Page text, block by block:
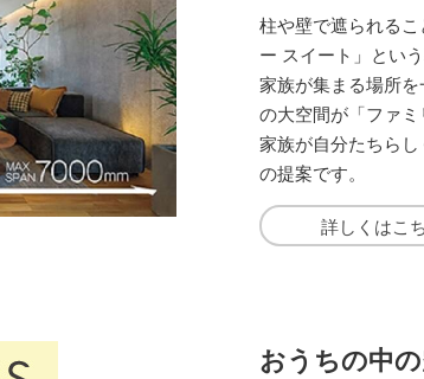
柱や壁で遮られる
ー スイート」という
家族が集まる場所
の大空間が「ファミ
家族が自分たちら
の提案です。
詳しくはこ
おうちの中